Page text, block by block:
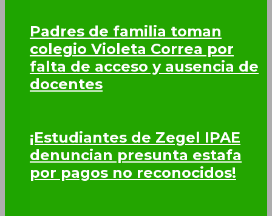
Padres de familia toman
colegio Violeta Correa por
falta de acceso y ausencia de
docentes
¡Estudiantes de Zegel IPAE
denuncian presunta estafa
por pagos no reconocidos!